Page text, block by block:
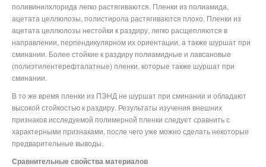
поливинилхлорида легко растягиваются. Пленки из полиамида,
ацетата целлюлозы, полистирола растягиваются плохо. Пленки из
ацетата целлюлозы нестойки к раздиру, легко расщепляются в
направлении, перпендикулярном их ориентации, а также шуршат при
сминании. Более стойкие к раздиру полиамидные и лавсановые
(полиэтилентерефталатные) пленки, которые также шуршат при
сминании.
В то же время пленки из ПЭНД не шуршат при сминании и обладают
высокой стойкостью к раздиру. Результаты изучения внешних
признаков исследуемой полимерной пленки следует сравнить с
характерными признаками, после чего уже можно сделать некоторые
предварительные выводы.
Сравнительные свойства материалов